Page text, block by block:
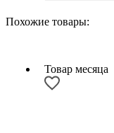
Похожие товары:
Товар месяца